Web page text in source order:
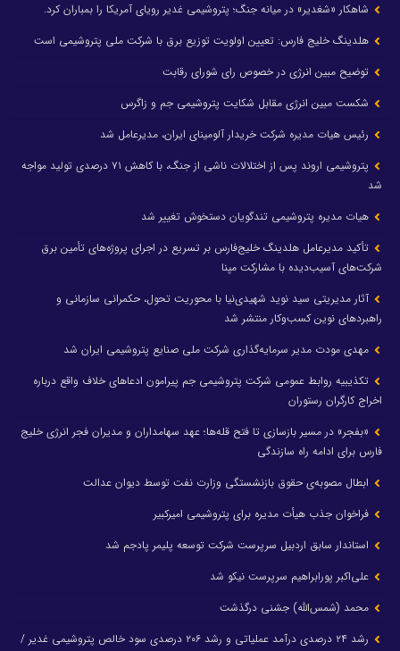
شاهکار «شغدیر» در میانه جنگ؛ پتروشیمی غدیر رویای آمریکا را بمباران کرد.
هلدینگ خلیج فارس: تعیین اولویت توزیع برق با شرکت ملی پتروشیمی است
توضیح مبین انرژی در خصوص رای شورای رقابت
شکست مبین انرژی مقابل شکایت پتروشیمی جم و زاگرس
رئیس هیات مدیره شرکت خریدار آلومینای ایران، مدیرعامل شد
پتروشیمی اروند پس از اختلالات ناشی از جنگ، با کاهش ۷۱ درصدی تولید مواجه
شد
هیات مدیره پتروشیمی تندگویان دستخوش تغییر شد
تأکید مدیرعامل هلدینگ خلیج‌فارس بر تسریع در اجرای پروژه‌های تأمین برق
شرکت‌های آسیب‌دیده با مشارکت مپنا
آثار مدیریتی سید نوید شهیدی‌نیا با محوریت تحول، حکمرانی سازمانی و
راهبردهای نوین کسب‌وکار منتشر شد
مهدی مودت مدیر سرمایه‌گذاری شرکت ملی صنایع پتروشیمی ایران شد
تکذیبیه روابط عمومی شرکت پتروشیمی جم پیرامون ادعاهای خلاف واقع درباره
اخراج کارگران رستوران
«بفجر» در مسیر بازسازی تا فتح قله‌ها؛ عهد سهامداران و مدیران فجر انرژی خلیج
فارس برای ادامه راه سازندگی
ابطال مصوبه‌ی حقوق بازنشستگی وزارت نفت توسط دیوان عدالت
فراخوان جذب هیأت مدیره برای پتروشیمی امیرکبیر
استاندار سابق اردبیل سرپرست شرکت توسعه پلیمر پادجم شد
علی‌اکبر پورابراهیم سرپرست نیکو شد
محمد (شمس‌الله) جشنی درگذشت
رشد ۲۴ درصدی درآمد عملیاتی و رشد ۲۰۶ درصدی سود خالص پتروشیمی غدیر /